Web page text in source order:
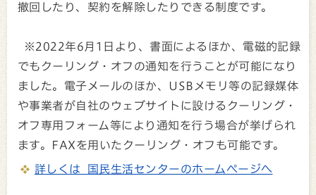
撤回したり、契約を解除したりできる制度です。
※2022年6月1日より、書面によるほか、電磁的記録
でもクーリング・オフの通知を行うことが可能になり
ました。電子メールのほか、USBメモリ等の記録媒体
や事業者が自社のウェブサイトに設けるクーリング・
オフ専用フォーム等により通知を行う場合が挙げられ
ます。FAXを用いたクーリング・オフも可能です。
詳しくは 国民生活センターのホームページへ